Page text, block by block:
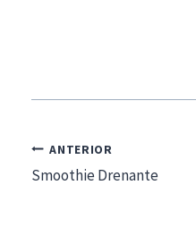
Navegação
de
ANTERIOR
Smoothie Drenante